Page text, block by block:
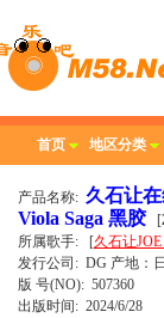
首页 地区分类
产品名称: 久石让在
Viola Saga 黑胶 [
所属歌手: [久石让
发行公司: DG 产地：
版 号(NO): 507360
出版时间: 2024/6/28